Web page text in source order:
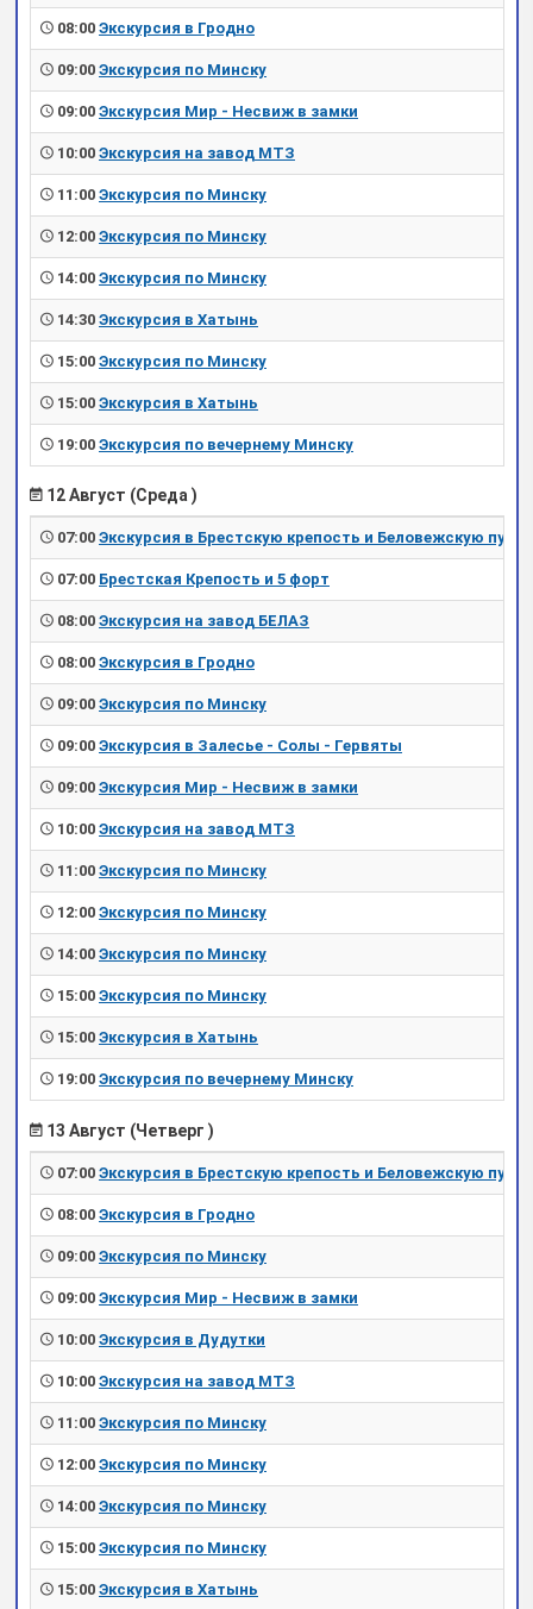
08:00 Экскурсия в Гродно
09:00 Экскурсия по Минску
09:00 Экскурсия Мир - Несвиж в замки
10:00 Экскурсия на завод МТЗ
11:00 Экскурсия по Минску
12:00 Экскурсия по Минску
14:00 Экскурсия по Минску
14:30 Экскурсия в Хатынь
15:00 Экскурсия по Минску
15:00 Экскурсия в Хатынь
19:00 Экскурсия по вечернему Минску
12 Август (Среда )
07:00 Экскурсия в Брестскую крепость и Беловежскую пущу
07:00 Брестская Крепость и 5 форт
08:00 Экскурсия на завод БЕЛАЗ
08:00 Экскурсия в Гродно
09:00 Экскурсия по Минску
09:00 Экскурсия в Залесье - Солы - Гервяты
09:00 Экскурсия Мир - Несвиж в замки
10:00 Экскурсия на завод МТЗ
11:00 Экскурсия по Минску
12:00 Экскурсия по Минску
14:00 Экскурсия по Минску
15:00 Экскурсия по Минску
15:00 Экскурсия в Хатынь
19:00 Экскурсия по вечернему Минску
13 Август (Четверг )
07:00 Экскурсия в Брестскую крепость и Беловежскую пущу
08:00 Экскурсия в Гродно
09:00 Экскурсия по Минску
09:00 Экскурсия Мир - Несвиж в замки
10:00 Экскурсия в Дудутки
10:00 Экскурсия на завод МТЗ
11:00 Экскурсия по Минску
12:00 Экскурсия по Минску
14:00 Экскурсия по Минску
15:00 Экскурсия по Минску
15:00 Экскурсия в Хатынь